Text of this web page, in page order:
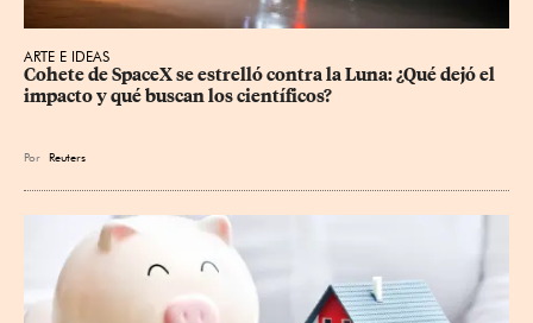
ARTE E IDEAS
Cohete de SpaceX se estrelló contra la Luna: ¿Qué dejó el
impacto y qué buscan los científicos?
Por Reuters